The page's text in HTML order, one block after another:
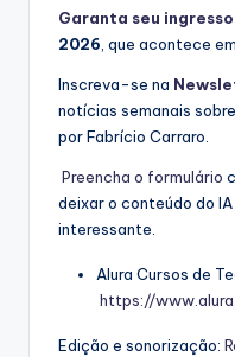
Garanta seu ingresso
2026, que acontece
Inscreva-se na
notícias semanais
por Fabrício Carraro.
⁠⁠Preencha o formulário⁠⁠
deixar o conteúdo do
interessante.
Alura Cursos de
⁠⁠https://
Edição e sonorização: